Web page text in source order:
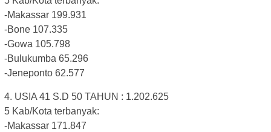
-Makassar 199.931
-Bone 107.335
-Gowa 105.798
-Bulukumba 65.296
-Jeneponto 62.577
4. USIA 41 S.D 50 TAHUN : 1.202.625
5 Kab/Kota terbanyak:
-Makassar 171.847